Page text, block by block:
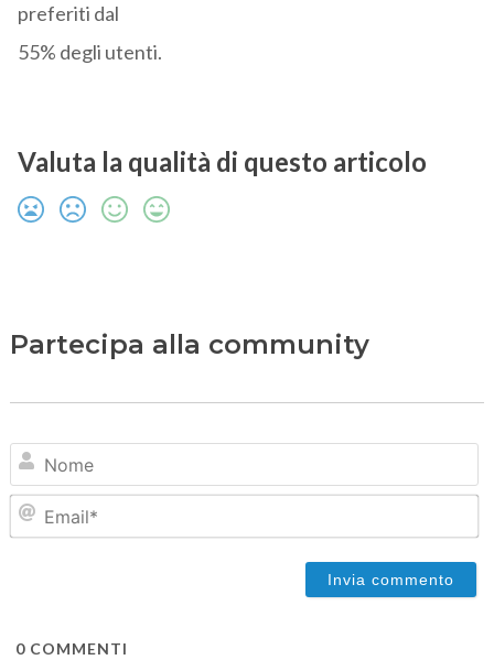
preferiti dal
55% degli utenti.
Valuta la qualità di questo articolo
Partecipa alla community
0COMMENTI